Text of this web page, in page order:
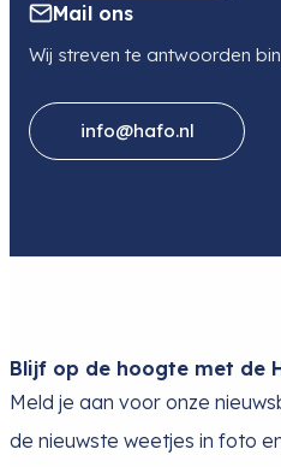
Mail ons
Wij streven te antwoorden
info@hafo.nl
Blijf op de hoogte met de
Meld je aan voor onze
de nieuwste weetjes in foto